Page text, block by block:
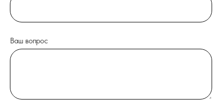
Ваш вопрос